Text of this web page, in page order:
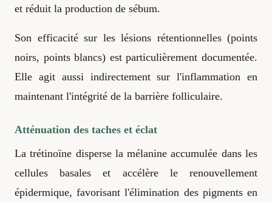
et réduit la production de sébum.
Son efficacité sur les lésions rétentionnelles (points
noirs, points blancs) est particulièrement documentée.
Elle agit aussi indirectement sur l'inflammation en
maintenant l'intégrité de la barrière folliculaire.
Atténuation des taches et éclat
La trétinoïne disperse la mélanine accumulée dans les
cellules basales et accélère le renouvellement
épidermique, favorisant l'élimination des pigments en